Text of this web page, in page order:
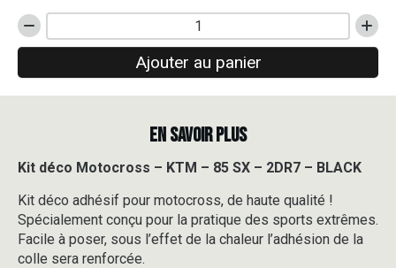
quantité
de
déco
Motocross
85
-
2DR7
-
BLACK
Ajouter au panier
EN SAVOIR PLUS
Kit déco Motocross – KTM – 85 SX – 2DR7 – BLACK
Kit déco adhésif pour motocross, de haute qualité !
Spécialement conçu pour la pratique des sports extrêmes.
Facile à poser, sous l’effet de la chaleur l’adhésion de la
colle sera renforcée.